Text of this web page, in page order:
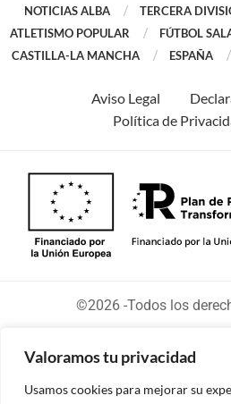
Valoramos tu privacidad
Usamos cookies para mejorar su
NOTICIAS ALBA
TERCERA
ATLETISMO POPULAR
FÚTBOL
CASTILLA-LA MANCHA
ESPAÑA
Aviso Legal
Política de
©2026 -Todos los